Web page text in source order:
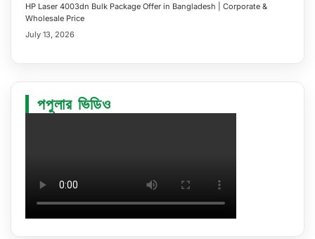
HP Laser 4003dn Bulk Package Offer in Bangladesh | Corporate &
Wholesale Price
July 13, 2026
পপুলার ভিডিও